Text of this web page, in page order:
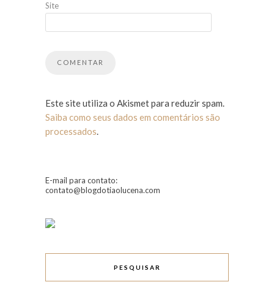
Site
Este site utiliza o Akismet para reduzir spam.
Saiba como seus dados em comentários são
processados.
E-mail para contato:
contato@blogdotiaolucena.com
PESQUISAR